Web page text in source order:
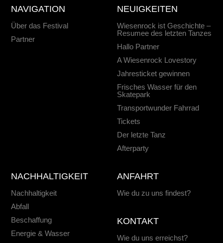
NAVIGATION
Über das Festival
Partner
NEUIGKEITEN
Wiesenrock ist Geschichte –
Resumee des letzten Tanzes
Hallo Partner
A Wiesenrock Lovestory
Jahresticket gewinnen
Frisches Wasser für den
Skatepark
Transportwunder Fahrrad
Tickets
Der letzte Tanz
Afterparty
NACHHALTIGKEIT
Nachhaltigkeit
Abfall
Beschaffung
Energie & Wasser
ANFAHRT
Wie du zu uns findest?
KONTAKT
Wie du uns erreichst?